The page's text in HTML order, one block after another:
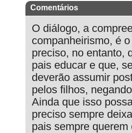
Comentários
O diálogo, a
companheirismo, é
preciso, no entanto,
pais educar e que,
deverão assumir
pelos filhos,
Ainda que isso
preciso sempre
pais sempre